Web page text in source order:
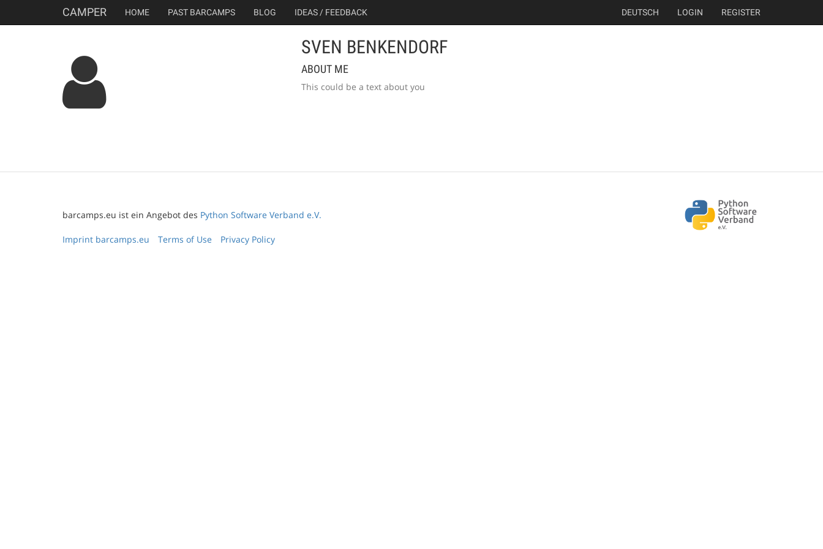
CAMPER HOME PAST BARCAMPS BLOG IDEAS / FEEDBACK DEUTSCH LOGIN REGISTER
SVEN BENKENDORF
ABOUT ME
This could be a text about you
barcamps.eu ist ein Angebot des Python Software Verband e.V.
Imprint barcamps.eu Terms of Use Privacy Policy